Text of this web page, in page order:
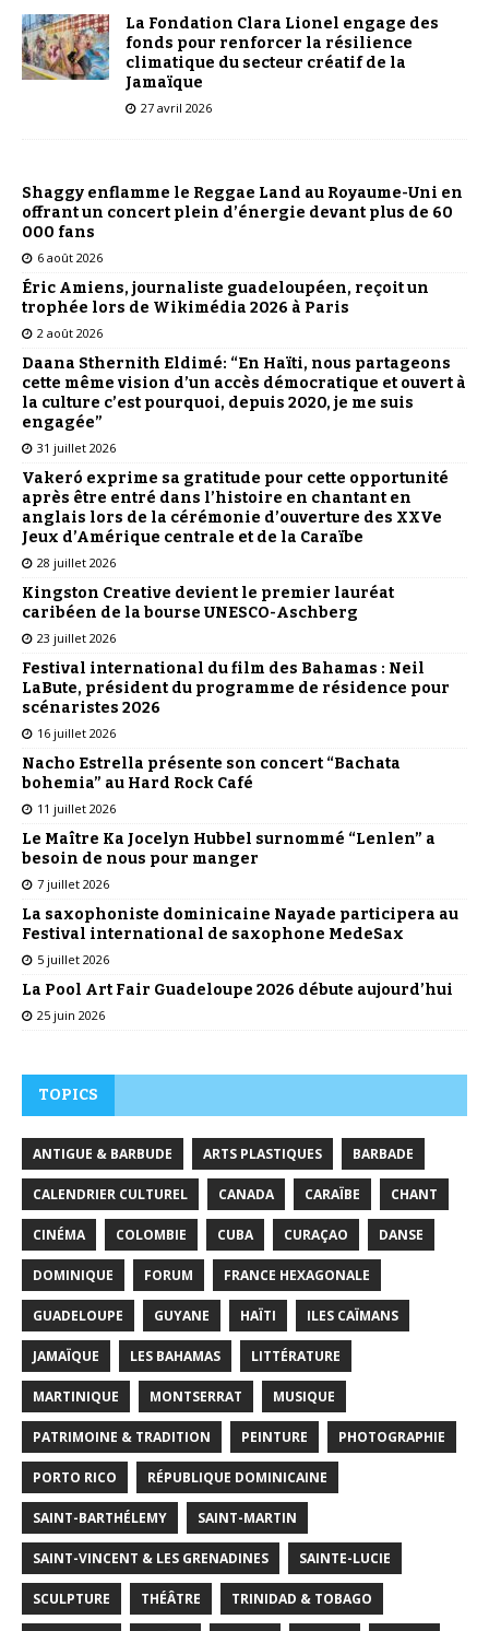
La Fondation Clara Lionel engage des
fonds pour renforcer la résilience
climatique du secteur créatif de la
Jamaïque
27 avril 2026
Shaggy enflamme le Reggae Land au Royaume-Uni en
offrant un concert plein d’énergie devant plus de 60
000 fans
6 août 2026
Éric Amiens, journaliste guadeloupéen, reçoit un
trophée lors de Wikimédia 2026 à Paris
2 août 2026
Daana Sthernith Eldimé: “En Haïti, nous partageons
cette même vision d’un accès démocratique et ouvert à
la culture c’est pourquoi, depuis 2020, je me suis
engagée”
31 juillet 2026
Vakeró exprime sa gratitude pour cette opportunité
après être entré dans l’histoire en chantant en
anglais lors de la cérémonie d’ouverture des XXVe
Jeux d’Amérique centrale et de la Caraïbe
28 juillet 2026
Kingston Creative devient le premier lauréat
caribéen de la bourse UNESCO-Aschberg
23 juillet 2026
Festival international du film des Bahamas : Neil
LaBute, président du programme de résidence pour
scénaristes 2026
16 juillet 2026
Nacho Estrella présente son concert “Bachata
bohemia” au Hard Rock Café
11 juillet 2026
Le Maître Ka Jocelyn Hubbel surnommé “Lenlen” a
besoin de nous pour manger
7 juillet 2026
La saxophoniste dominicaine Nayade participera au
Festival international de saxophone MedeSax
5 juillet 2026
La Pool Art Fair Guadeloupe 2026 débute aujourd’hui
25 juin 2026
TOPICS
ANTIGUE & BARBUDE ARTS PLASTIQUES BARBADE
CALENDRIER CULTUREL CANADA CARAÏBE CHANT
CINÉMA COLOMBIE CUBA CURAÇAO DANSE
DOMINIQUE FORUM FRANCE HEXAGONALE
GUADELOUPE GUYANE HAÏTI ILES CAÏMANS
JAMAÏQUE LES BAHAMAS LITTÉRATURE
MARTINIQUE MONTSERRAT MUSIQUE
PATRIMOINE & TRADITION PEINTURE PHOTOGRAPHIE
PORTO RICO RÉPUBLIQUE DOMINICAINE
SAINT-BARTHÉLEMY SAINT-MARTIN
SAINT-VINCENT & LES GRENADINES SAINTE-LUCIE
SCULPTURE THÉÂTRE TRINIDAD & TOBAGO